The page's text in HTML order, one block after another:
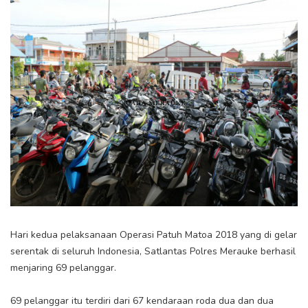
Hari kedua pelaksanaan Operasi Patuh Matoa 2018 yang di gelar
serentak di seluruh Indonesia, Satlantas Polres Merauke berhasil
menjaring 69 pelanggar.
69 pelanggar itu terdiri dari 67 kendaraan roda dua dan dua